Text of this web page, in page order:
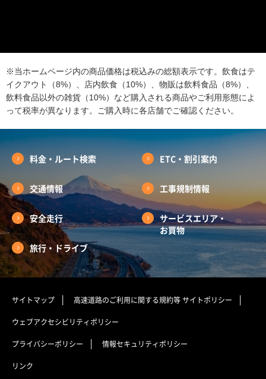
※当ホームページ内の商品価格は税込みの総額表示です。飲食はテ
イクアウト（8%）、店内飲食（10%）、物販は飲料食品（8%）、
飲料食品以外の雑貨（10%）など購入される商品やご利用形態によ
って税率が異なります。ご購入時に各店舗でご確認ください。
料金・ルート検索 ETC・割引案内
交通情報 工事規制情報
安全走行
サービスエリア・
お買物
旅行・ドライブ
サイトマップ 高速道路のご利用に関する規約等サイトポリシー
ウェブアクセシビリティポリシー
プライバシーポリシー 情報セキュリティポリシー
リンク